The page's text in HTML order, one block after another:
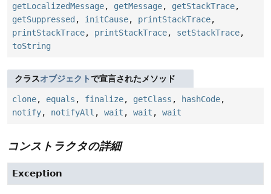
getLocalizedMessage, getMessage, getStackTrace,
getSuppressed , initCause, printStackTrace,
printStackTrace, printStackTrace, setStackTrace,
toString
クラスオブジェクトで宣言されたメソッド
clone, equals , finalize, getClass , hashCode,
notify, notifyAll , wait , wait , wait
コンストラクタの詳細
Exception